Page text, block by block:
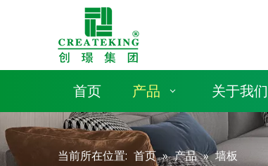
首页 产品 关于我们
当前所在位置: 首页 » 产品 » 墙板